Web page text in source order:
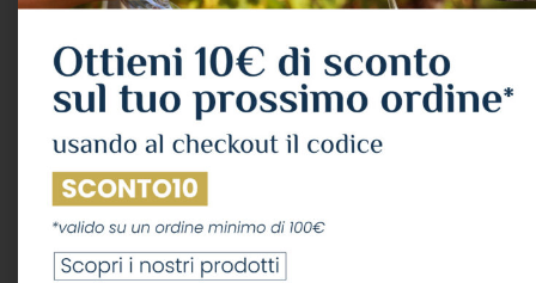
Poli Distillerie
21,89 € IVA Inclusa
Poli Distillerie
32,94
€ IVA Inclusa
ESAURITO